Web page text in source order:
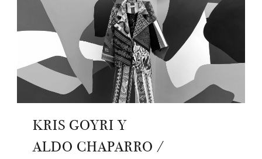
KRIS GOYRI Y
ALDO CHAPARRO /